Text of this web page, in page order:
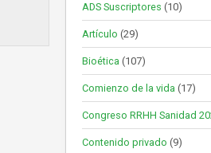
ADS Suscriptores (10)
Artículo (29)
Bioética (107)
Comienzo de la vida (17)
Congreso RRHH Sanidad
Contenido privado (9)